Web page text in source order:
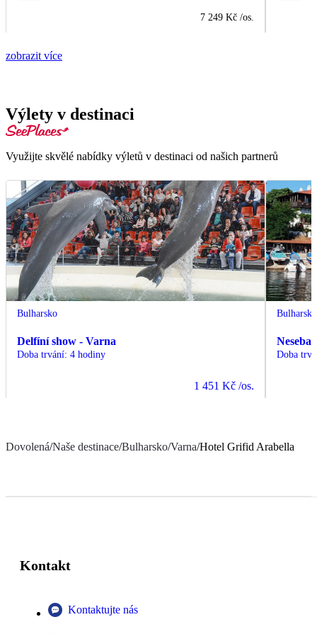
7 249 Kč /os.
zobrazit více
Výlety v destinaci
Využijte skvělé nabídky výletů v destinaci od našich partnerů
Bulharsko
Delfíní show - Varna
Doba trvání: 4 hodiny
1 451 Kč /os.
Bulharsko
Doba
Dovolená/Naše destinace/Bulharsko/Varna/Hotel Grifid Arabella
Kontakt
Kontaktujte nás